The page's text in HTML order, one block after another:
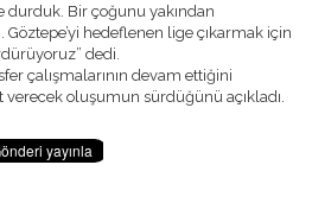
Bir çoğunu yakından
hedeflenen lige çıkarmak için
dedi.
çalışmalarının devam ettiğini
verecek oluşumun sürdüğünü açıkladı.